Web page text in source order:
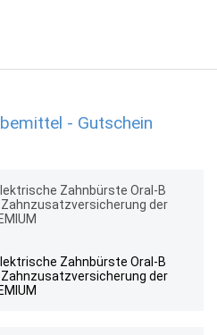
- Gutschein
Zahnbürste Oral-B
der
Zahnbürste Oral-B
der